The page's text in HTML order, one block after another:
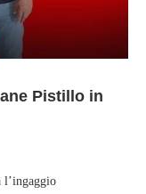
Pistillo in
l’ingaggio